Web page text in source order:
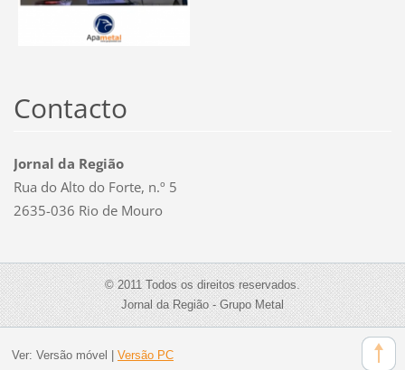
Contacto
Jornal da Região
Rua do Alto do Forte, n.º 5
2635-036 Rio de Mouro
© 2011 Todos os direitos reservados.
Jornal da Região - Grupo Metal
Ver: Versão móvel | Versão PC